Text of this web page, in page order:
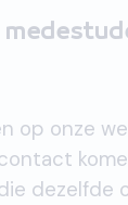
op onze
dezelfde